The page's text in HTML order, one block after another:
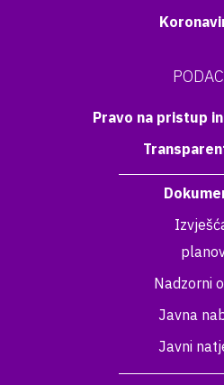
Pravo na pristup
Nadzorni
Javna
Javni